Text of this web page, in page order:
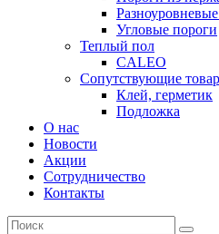
Угловые пороги
Теплый пол
CALEO
Сопутствующие
Клей, герметик
Подложка
О нас
Новости
Акции
Сотрудничество
Контакты